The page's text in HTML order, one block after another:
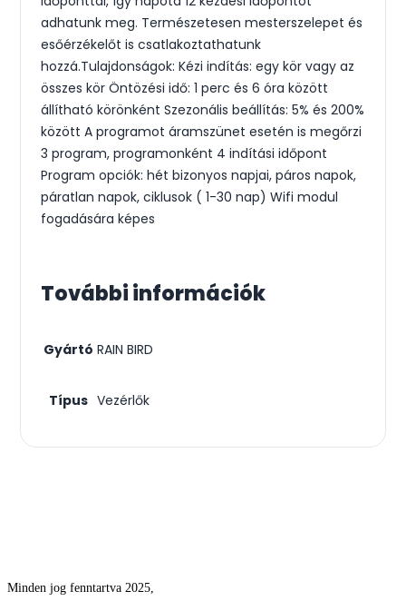
adhatunk meg. Természetesen mesterszelepet és
esőérzékelőt is csatlakoztathatunk
hozzá.Tulajdonságok: Kézi indítás: egy kör vagy az
összes kör Öntözési idő: 1 perc és 6 óra között
állítható körönként Szezonális beállítás: 5% és 200%
között A programot áramszünet esetén is megőrzi
3 program, programonként 4 indítási időpont
Program opciók: hét bizonyos napjai, páros napok,
páratlan napok, ciklusok ( 1-30 nap) Wifi modul
fogadására képes
További információk
Gyártó RAIN BIRD
Típus Vezérlők
Minden jog fenntartva 2025,